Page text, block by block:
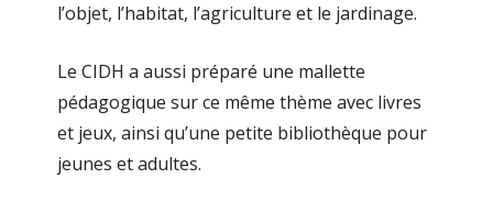
l’objet, l’habitat, l’agriculture et le jardinage.
Le CIDH a aussi préparé une mallette
pédagogique sur ce même thème avec livres
et jeux, ainsi qu’une petite bibliothèque pour
jeunes et adultes.